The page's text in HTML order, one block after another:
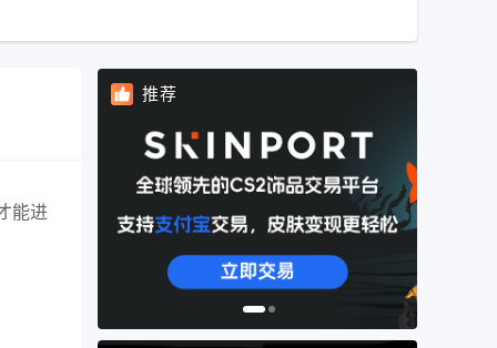
能进
推荐